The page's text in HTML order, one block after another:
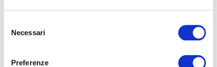
delNecessari
Preferenze